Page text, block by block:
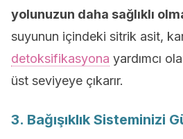
yolunuzun daha sağlıklı
suyunun içindeki sitrik asit,
detoksifikasyona yardımcı
üst seviyeye çıkarır.
3. Bağışıklık Sisteminizi